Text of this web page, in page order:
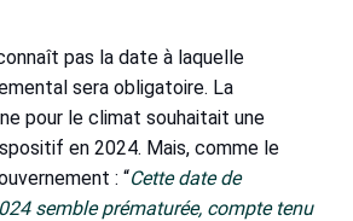
pas la date à laquelle
sera obligatoire. La
pour le climat souhaitait une
en 2024. Mais, comme le
: “Cette date de
semble prématurée, compte tenu